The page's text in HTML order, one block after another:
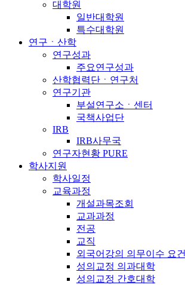
대학원
일반대학원
특수대학원
연구ㆍ산학
연구성과
주요연구성과
산학협력단ㆍ연구처
연구기관
부설연구소ㆍ센터
국책사업단
IRB
IRB사무국
연구자현황 PURE
학사지원
학사일정
교육과정
개설과목조회
교과과정
전공
교직
외국어강의 의무이수 요건
성의교정 의과대학
성의교정 간호대학